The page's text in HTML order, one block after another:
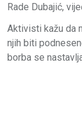
Rade Dubajić,
Aktivisti kažu da
njih biti
borba se